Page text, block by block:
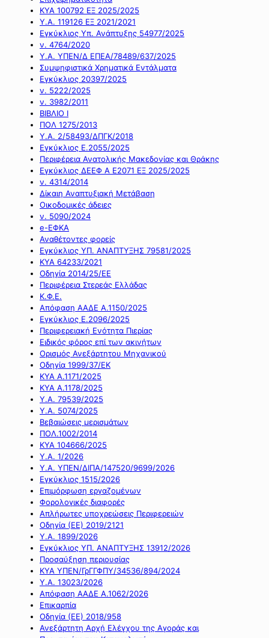
ΚΥΑ 100792 ΕΞ 2025/2025
Υ.Α. 119126 ΕΞ 2021/2021
Εγκύκλιος Υπ. Ανάπτυξης 54977/2025
ν. 4764/2020
Υ.Α. ΥΠΕΝ/Δ ΕΠΕΑ/78489/637/2025
Συμψηφιστικά Χρηματικά Εντάλματα
Εγκύκλιος 20397/2025
ν. 5222/2025
ν. 3982/2011
ΒΙΒΛΙΟ Ι
ΠΟΛ 1275/2013
Υ.Α. 2/58493/ΔΠΓΚ/2018
Εγκύκλιος Ε.2055/2025
Περιφέρεια Ανατολικής Μακεδονίας και Θράκης
Εγκύκλιος ΔΕΕΦ Α Ε2071 ΕΞ 2025/2025
ν. 4314/2014
Δίκαιη Αναπτυξιακή Μετάβαση
Οικοδομικές άδειες
ν. 5090/2024
e-ΕΦΚΑ
Αναθέτοντες φορείς
Εγκύκλιος ΥΠ. ΑΝΑΠΤΥΞΗΣ 79581/2025
ΚΥΑ 64233/2021
Οδηγία 2014/25/ΕΕ
Περιφέρεια Στερεάς Ελλάδας
Κ.Φ.Ε.
Απόφαση ΑΑΔΕ Α.1150/2025
Εγκύκλιος Ε.2096/2025
Περιφερειακή Ενότητα Πιερίας
Ειδικός φόρος επί των ακινήτων
Ορισμός Ανεξάρτητου Μηχανικού
Οδηγία 1999/37/ΕΚ
ΚΥΑ Α.1171/2025
ΚΥΑ Α.1178/2025
Υ.Α. 79539/2025
Υ.Α. 5074/2025
Βεβαιώσεις μερισμάτων
ΠΟΛ.1002/2014
ΚΥΑ 104666/2025
Υ.Α. 1/2026
Υ.Α. ΥΠΕΝ/ΔΙΠΑ/147520/9699/2026
Εγκύκλιος 1515/2026
Επιμόρφωση εργαζομένων
Φορολογικές διαφορές
Απλήρωτες υποχρεώσεις Περιφερειών
Οδηγία (ΕΕ) 2019/2121
Υ.Α. 1899/2026
Εγκύκλιος ΥΠ. ΑΝΑΠΤΥΞΗΣ 13912/2026
Προσαύξηση περιουσίας
ΚΥΑ ΥΠΕΝ/ΓρΓΓΦΠΥ/34536/894/2024
Υ.Α. 13023/2026
Απόφαση ΑΑΔΕ Α.1062/2026
Επικαρπία
Οδηγία (ΕΕ) 2018/958
Ανεξάρτητη Αρχή Ελέγχου της Αγοράς και